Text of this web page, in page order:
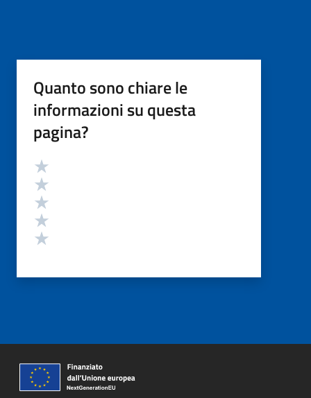
Quanto sono chiare le
informazioni su questa
pagina?
Valutazione